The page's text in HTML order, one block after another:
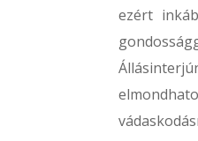
ezért